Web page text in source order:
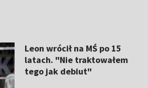
Leon wrócił na MŚ po 15
latach. "Nie traktowałem
tego jak debiut"